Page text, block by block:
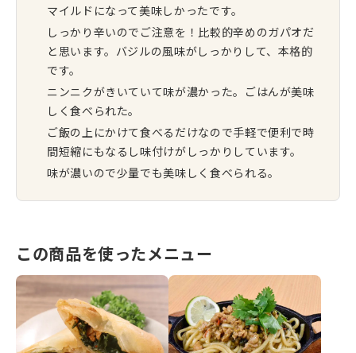
マイルドになって美味しかったです。
しっかり辛いのでご注意を！比較的辛めのガパオだ
と思います。バジルの風味がしっかりして、本格的
です。
ニンニクがきいていて味が濃かった。ごはんが美味
しく食べられた。
ご飯の上にかけて食べるだけなので手軽で便利で時
間短縮にもなるし味付けがしっかりしています。
味が濃いので少量でも美味しく食べられる。
この商品を使ったメニュー